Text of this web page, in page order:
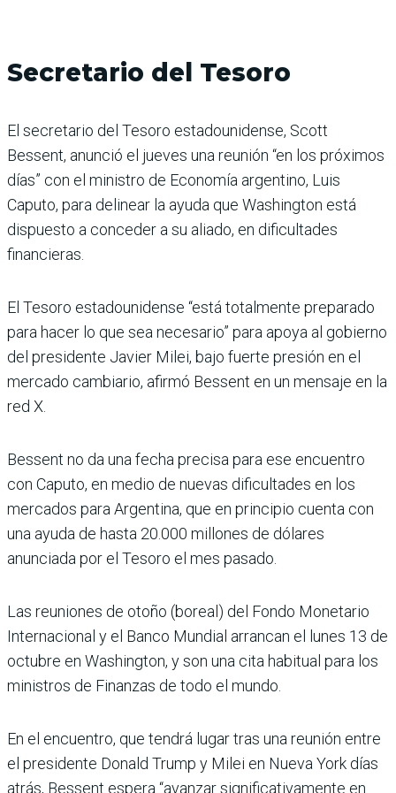
Secretario del Tesoro
El secretario del Tesoro estadounidense, Scott
Bessent, anunció el jueves una reunión “en los próximos
días” con el ministro de Economía argentino, Luis
Caputo, para delinear la ayuda que Washington está
dispuesto a conceder a su aliado, en dificultades
financieras.
El Tesoro estadounidense “está totalmente preparado
para hacer lo que sea necesario” para apoya al gobierno
del presidente Javier Milei, bajo fuerte presión en el
mercado cambiario, afirmó Bessent en un mensaje en la
red X.
Bessent no da una fecha precisa para ese encuentro
con Caputo, en medio de nuevas dificultades en los
mercados para Argentina, que en principio cuenta con
una ayuda de hasta 20.000 millones de dólares
anunciada por el Tesoro el mes pasado.
Las reuniones de otoño (boreal) del Fondo Monetario
Internacional y el Banco Mundial arrancan el lunes 13 de
octubre en Washington, y son una cita habitual para los
ministros de Finanzas de todo el mundo.
En el encuentro, que tendrá lugar tras una reunión entre
el presidente Donald Trump y Milei en Nueva York días
atrás, Bessent espera “avanzar significativamente en